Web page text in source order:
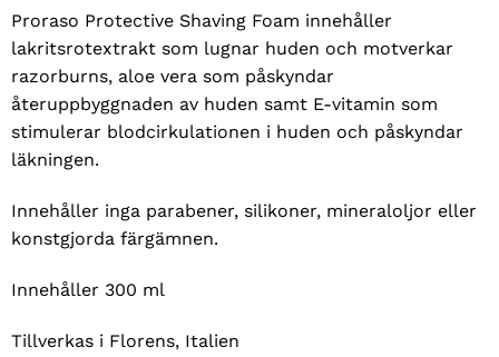
Proraso Protective Shaving Foam innehåller
lakritsrotextrakt som lugnar huden och motverkar
razorburns, aloe vera som påskyndar
återuppbyggnaden av huden samt E-vitamin som
stimulerar blodcirkulationen i huden och påskyndar
läkningen.
Innehåller inga parabener, silikoner, mineraloljor eller
konstgjorda färgämnen.
Innehåller 300 ml
Tillverkas i Florens, Italien